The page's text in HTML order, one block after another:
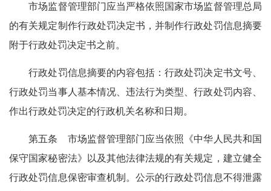
市场监督管理部门应当严格依照国家市场监督管理总局
的有关规定制作行政处罚决定书，并制作行政处罚信息摘要
附于行政处罚决定书之前。
行政处罚信息摘要的内容包括：行政处罚决定书文号、
行政处罚当事人基本情况、违法行为类型、行政处罚内容、
作出行政处罚决定的行政机关名称和日期。
第五条 市场监督管理部门应当依照《中华人民共和国
保守国家秘密法》以及其他法律法规的有关规定，建立健全
行政处罚信息保密审查机制。公示的行政处罚信息不得泄露